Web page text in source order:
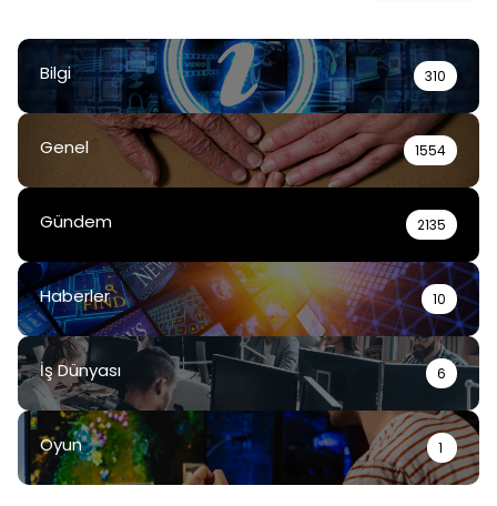
Bilgi 310
Genel 1554
Gündem 2135
Haberler 10
İş Dünyası 6
Oyun 1